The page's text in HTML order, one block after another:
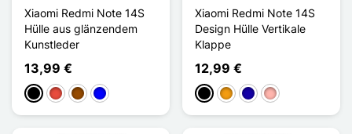
Xiaomi Redmi Note 14S
Hülle aus glänzendem
Kunstleder
13,99 €
Schwarz
Rot BraunBlau
Xiaomi Redmi Note 14S
Design Hülle Vertikale
Klappe
12,99 €
Schwarz
OrangeDunkelblau
Roségold